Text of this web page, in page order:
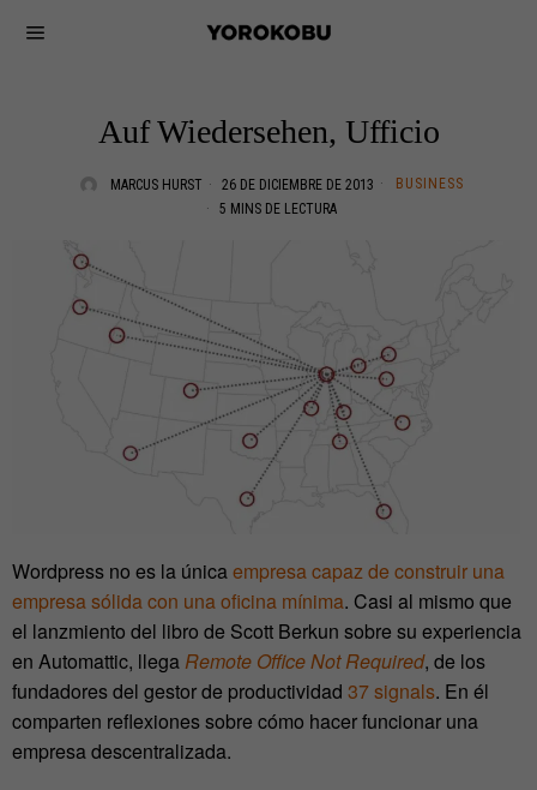
Auf Wiedersehen, Ufficio
MARCUS HURST 26 DE DICIEMBRE DE 2013
BUSINESS
5 MINS DE LECTURA
Wordpress no es la únicaempresa capaz de construir una
empresa sólida con una oficina mínima. Casi al mismo que
el lanzmiento del libro de Scott Berkun sobre su experiencia
en Automattic, llega Remote Office Not Required, de los
fundadores del gestor de productividad 37 signals. En él
comparten reflexiones sobre cómo hacer funcionar una
empresa descentralizada.